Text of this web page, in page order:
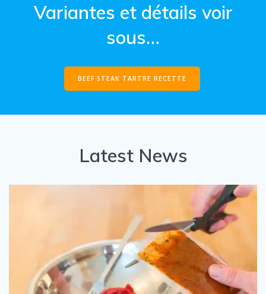
Variantes et détails voir
sous…
BEEF STEAK TARTRE RECETTE
Latest News